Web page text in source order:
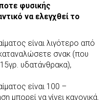
φυσικής
να ελεγχθεί το
είναι λιγότερο από
σνακ (που
υδατάνθρακα),
είναι 100 –
μπορεί να γίνει κανονικά.